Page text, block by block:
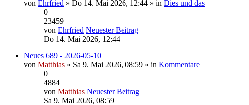
von Ehrfried » Do 14. Mai 2026, 12:44 » in Dies und das
0
23459
von Ehrfried Neuester Beitrag
Do 14. Mai 2026, 12:44
Neues 689 - 2026-05-10
von Matthias » Sa 9. Mai 2026, 08:59 » in Kommentare
0
4884
von Matthias Neuester Beitrag
Sa 9. Mai 2026, 08:59